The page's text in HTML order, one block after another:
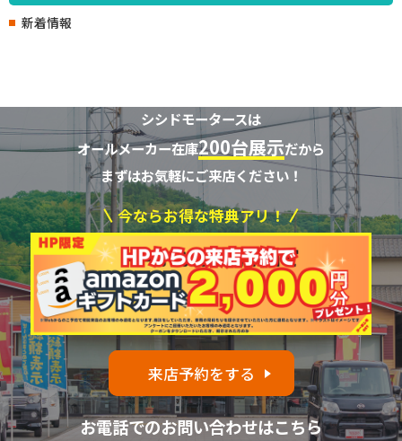
新着情報
シシドモータースは
オールメーカー在庫200台展示だから
まずはお気軽にご来店ください！
今ならお得な特典アリ！
来店予約をする
お電話でのお問い合わせはこちら